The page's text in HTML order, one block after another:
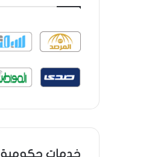
خدمات حكومية